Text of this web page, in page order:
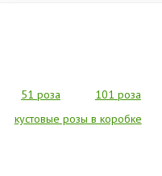
51 роза 101 роза
кустовые розы в коробке